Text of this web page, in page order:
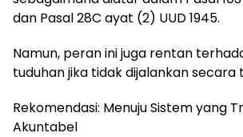
dan Pasal 28C ayat (2) UUD 1945.
Namun, peran ini juga rentan
tuduhan jika tidak dijalankan secara
Rekomendasi: Menuju Sistem yang
Akuntabel